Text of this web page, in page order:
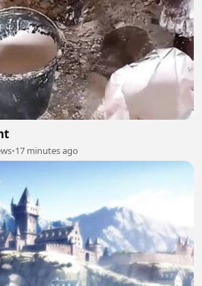
•17 minutes ago